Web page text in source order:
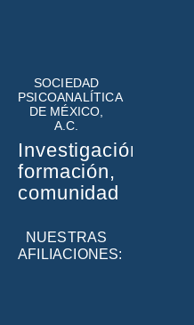
SOCIEDAD
PSICOANALÍTICA
DE MÉXICO,
A.C.
Investigación,
formación,
comunidad
NUESTRAS
AFILIACIONES: